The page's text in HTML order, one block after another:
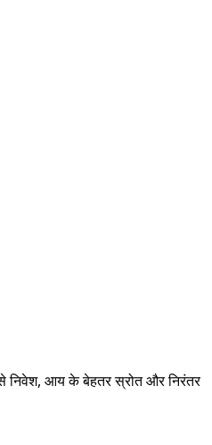
से निवेश, आय के बेहतर स्रोत और निरंतर